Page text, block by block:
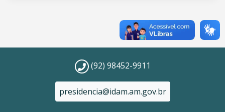
(92) 98452-9911
presidencia@idam.am.gov.br